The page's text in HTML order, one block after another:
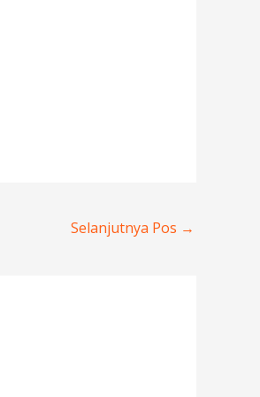
Selanjutnya Pos →